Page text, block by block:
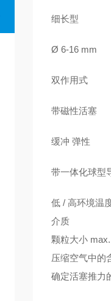
细长型
Ø 6-16 mm
双作用式
带磁性活塞
缓冲 弹性
带一体化球型
低 / 高环境温
介质
颗粒大小 max.
压缩空气中的
确定活塞推力